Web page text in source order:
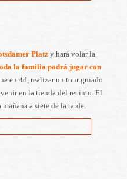
Platz y hará volar la
la familia podrá jugar con
en 4d, realizar un tour guiado
en la tienda del recinto. El
a siete de la tarde.